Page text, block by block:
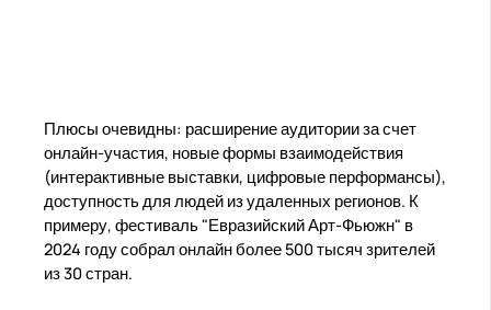
Плюсы очевидны: расширение аудитории за счет
онлайн-участия, новые формы взаимодействия
(интерактивные выставки, цифровые перформансы),
доступность для людей из удаленных регионов. К
примеру, фестиваль "Евразийский Арт-Фьюжн" в
2024 году собрал онлайн более 500 тысяч зрителей
из 30 стран.